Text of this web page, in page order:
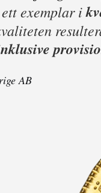
exemplar i
AB